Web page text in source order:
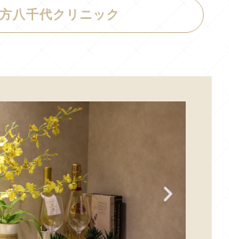
八千代クリニック